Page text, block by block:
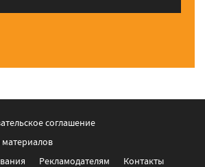
соглашение
Рекламодателям Контакты